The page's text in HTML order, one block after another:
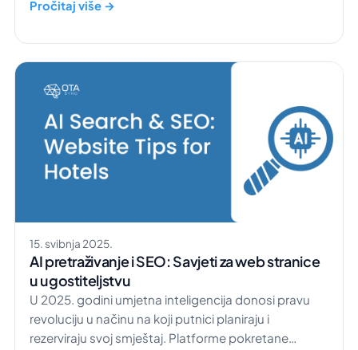
optimiziraju rezultate. Jedna inspirativna priča o
apartmanskog naselja u Vodicama. Ovaj resort
postao je izvrstan primjer kako pravi softver za
upravljanje hotelom može pojednostaviti radne
procese, povećati popunjenost i […]
Pročitaj više →
15. svibnja 2025.
AI pretraživanje i SEO: Savjeti za web stranice
u ugostiteljstvu
​U 2025. godini umjetna inteligencija donosi pravu
revoluciju u načinu na koji putnici planiraju i
rezerviraju svoj smještaj. Platforme pokretane